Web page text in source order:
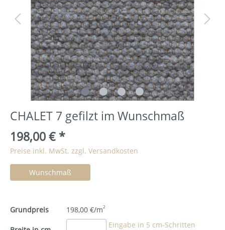
CHALET 7 gefilzt im Wunschmaß
198,00 € *
Preise inkl. MwSt. zzgl. Versandkosten
Wunschmaß
Grundpreis 198,00 €/m2
Eingabe in 5 cm-Schritten